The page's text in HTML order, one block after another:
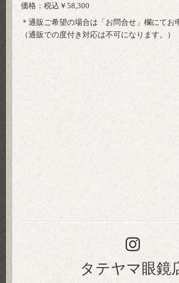
価格：税込￥58,300
＊通販ご希望の場合は「 お問合せ 」欄にてお
（通販での度付き対応は不可になります。）
タテヤマ眼鏡